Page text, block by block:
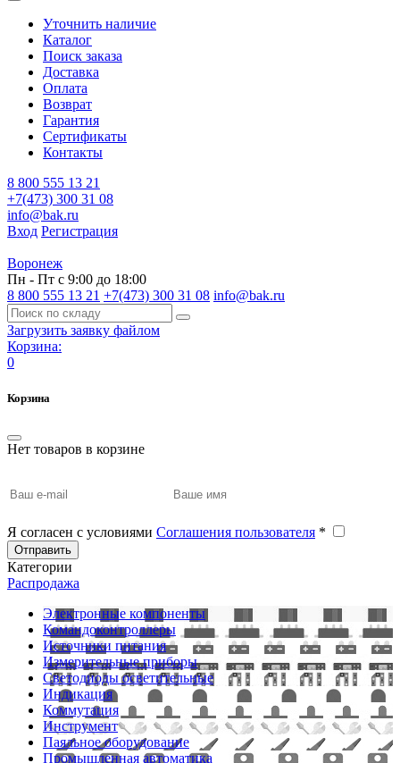
Уточнить наличие
Каталог
Поиск заказа
Доставка
Оплата
Возврат
Гарантия
Сертификаты
Контакты
8 800 555 13 21
+7(473) 300 31 08
info@bak.ru
Вход Регистрация
Воронеж
Пн - Пт с 9:00 до 18:00
8 800 555 13 21 +7(473) 300 31 08 info@bak.ru
Загрузить заявку файлом
Корзина:
0
Корзина
Нет товаров в корзине
Я согласен с условиями Соглашения пользователя *
Отправить
Категории
Распродажа
Электронные компоненты
Командоконтроллеры
Источники питания
Измерительные приборы
Светодиоды осветительные
Индикация
Коммутация
Инструмент
Паяльное оборудование
Промышленная автоматика